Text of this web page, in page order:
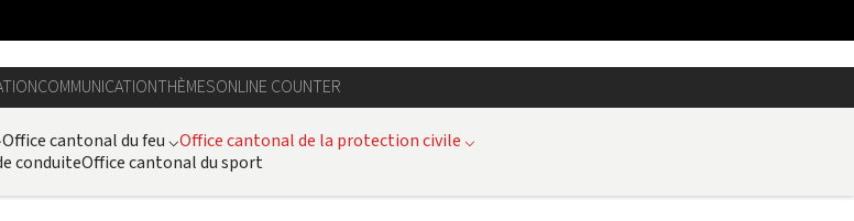
COMMUNICATIONTHÈMESONLINE COUNTER
Office cantonal du feu ⌵Office cantonal de la protection civile ⌵
conduiteOffice cantonal du sport